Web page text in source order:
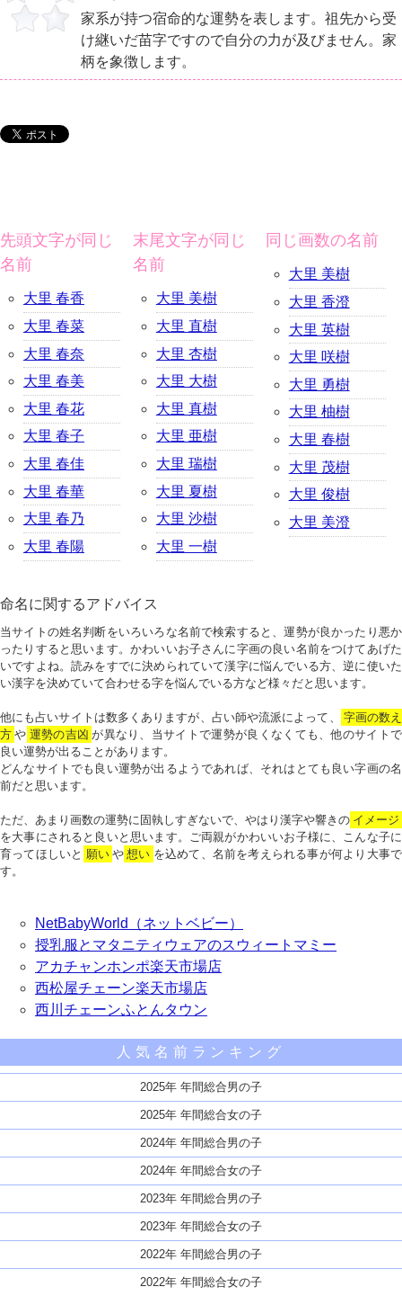
家系が持つ宿命的な運勢を表します。祖先から受
け継いだ苗字ですので自分の力が及びません。家
柄を象徴します。
先頭文字が同じ
名前
大里 春香
大里 春菜
大里 春奈
大里 春美
大里 春花
大里 春子
大里 春佳
大里 春華
大里 春乃
大里 春陽
末尾文字が同じ
名前
大里 美樹
大里 直樹
大里 杏樹
大里 大樹
大里 真樹
大里 亜樹
大里 瑞樹
大里 夏樹
大里 沙樹
大里 一樹
同じ画数の名前
大里 美樹
大里 香澄
大里 英樹
大里 咲樹
大里 勇樹
大里 柚樹
大里 春樹
大里 茂樹
大里 俊樹
大里 美澄
命名に関するアドバイス
当サイトの姓名判断をいろいろな名前で検索すると、運勢が良かったり悪か
ったりすると思います。かわいいお子さんに字画の良い名前をつけてあげた
いですよね。読みをすでに決められていて漢字に悩んでいる方、逆に使いた
い漢字を決めていて合わせる字を悩んでいる方など様々だと思います。
他にも占いサイトは数多くありますが、占い師や流派によって、
字画の数え
方 や 運勢の吉凶 が異なり、当サイトで運勢が良くなくても、他のサイトで
良い運勢が出ることがあります。
どんなサイトでも良い運勢が出るようであれば、それはとても良い字画の名
前だと思います。
ただ、あまり画数の運勢に固執しすぎないで、やはり漢字や響きの イメージ
を大事にされると良いと思います。ご両親がかわいいお子様に、こんな子に
育ってほしいと 願い や 想い を込めて、名前を考えられる事が何より大事で
す。
NetBabyWorld（ネットベビー）
授乳服とマタニティウェアのスウィートマミー
アカチャンホンポ楽天市場店
西松屋チェーン楽天市場店
西川チェーンふとんタウン
人気名前ランキング
2025年 年間総合男の子
2025年 年間総合女の子
2024年 年間総合男の子
2024年 年間総合女の子
2023年 年間総合男の子
2023年 年間総合女の子
2022年 年間総合男の子
2022年 年間総合女の子